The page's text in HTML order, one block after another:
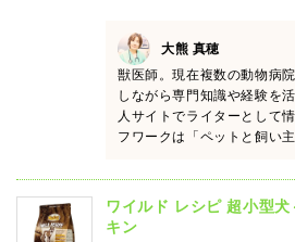
大熊 真穂
獣医師。現在複数の動物病
しながら専門知識や経験を
人サイトでライターとして
フワークは「ペットと飼い
ワイルド レシピ 超小型
キン